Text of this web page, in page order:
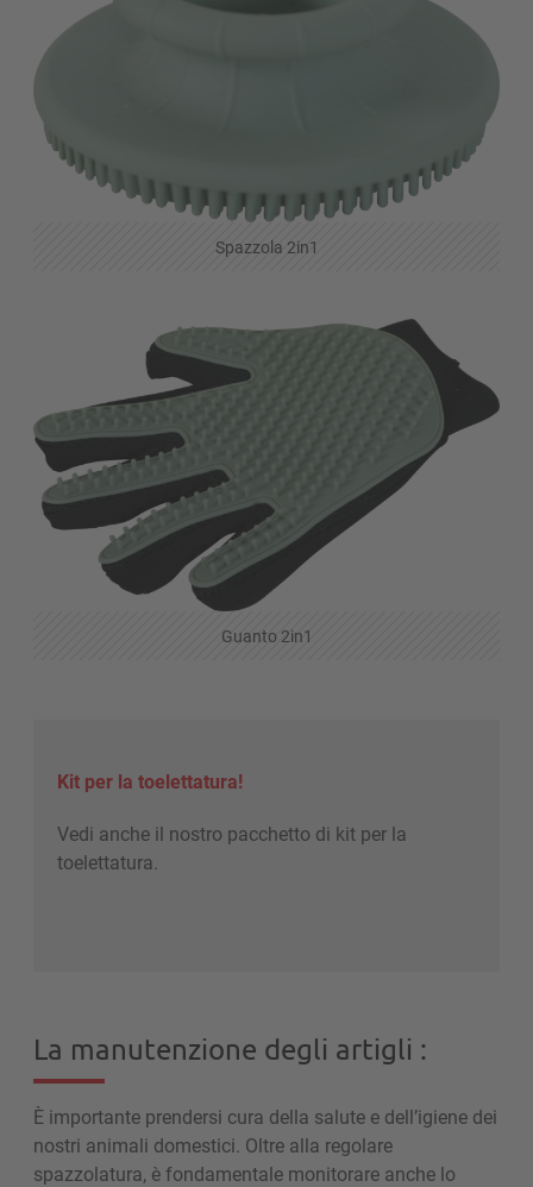
Spazzola 2in1
Guanto 2in1
Kit per la toelettatura!
Vedi anche il nostro pacchetto di kit per la
toelettatura.
La manutenzione degli artigli :
È importante prendersi cura della salute e dell’igiene dei
nostri animali domestici. Oltre alla regolare
spazzolatura, è fondamentale monitorare anche lo